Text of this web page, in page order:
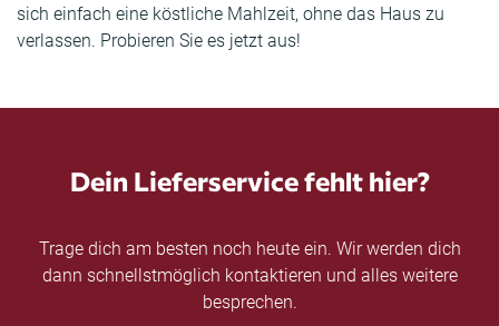
sich einfach eine köstliche Mahlzeit, ohne das Haus zu
verlassen. Probieren Sie es jetzt aus!
Dein Lieferservice fehlt hier?
Trage dich am besten noch heute ein. Wir werden dich
dann schnellstmöglich kontaktieren und alles weitere
besprechen.